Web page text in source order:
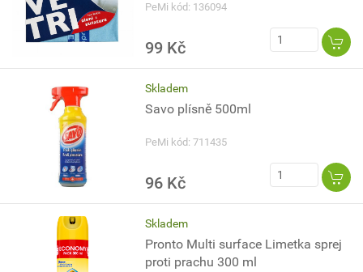
PeMi kód: 136094
99 Kč
Skladem
Savo plísně 500ml
PeMi kód: 711435
96 Kč
Skladem
Pronto Multi surface Limetka sprej
proti prachu 300 ml